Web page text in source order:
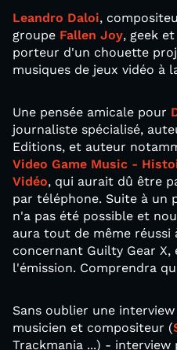
Leandro Daloi,
groupe Fallen Joy, geek
porteur d'un chouette
musiques de jeux vidéo à
Une pensée amicale pour
journaliste spécialisé,
Editions, et auteur
Video Game Music -
Vidéo, qui aurait dû être
par téléphone. Suite à un
n'a pas été possible et
aura tout de même réussi
concernant Guilty Gear X,
l'émission. Comprendra
Sans oublier une
musicien et compositeur (
Trackmania ...) - interview